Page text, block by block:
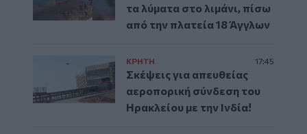
τα λύματα στο λιμάνι, πίσω
από την πλατεία 18 Άγγλων
ΚΡΗΤΗ 17:45
Σκέψεις για απευθείας
αεροπορική σύνδεση του
Ηρακλείου με την Ινδία!